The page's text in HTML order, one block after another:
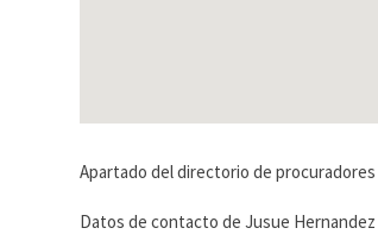
Apartado del directorio de procuradores
Datos de contacto de Jusue Hernandez